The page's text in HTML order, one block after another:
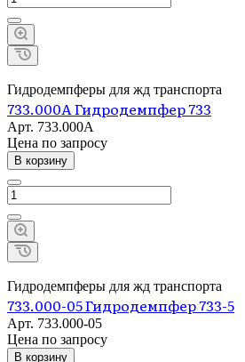
Гидродемпферы для жд транспорта
733.000А Гидродемпфер 733
Арт. 733.000А
Цена по запросу
В корзину
Гидродемпферы для жд транспорта
733.000-05 Гидродемпфер 733-5
Арт. 733.000-05
Цена по запросу
В корзину